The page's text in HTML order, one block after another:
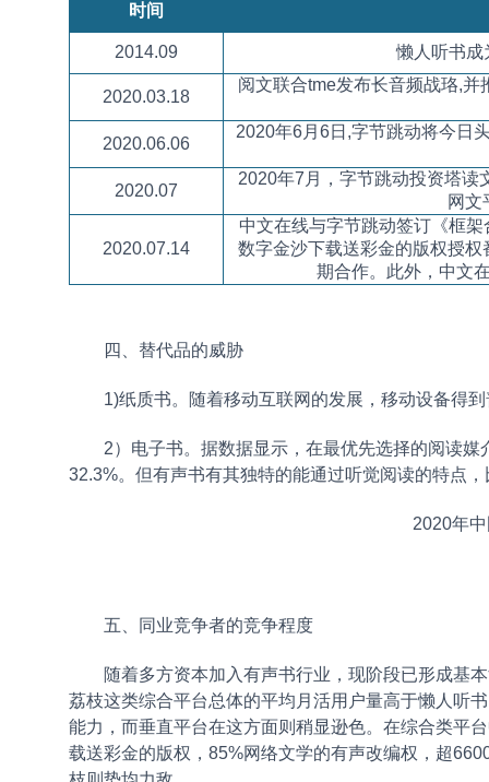
时间
2014.09 懒人听书成
2020.03.18
阅文联合tme发布长音频战珞,并
2020.06.06
2020年6月 6日 ,字节跳动将今日
2020.07
2020年7 月，字节跳动投资塔读
网文
2020.07.14
中文在线与字节跳动签订《框架
数字金沙下载送彩金的版权授权
期合作。此外，中文
四、替代品的威胁
1)纸质书。随着移动互联网的发展，移动设备得
2）电子书。据数据显示，在最优先选择的阅读
32.3%。但有声书有其独特的能通过听觉阅读的特点
2020年
五、同业竞争者的竞争程度
随着多方资本加入有声书行业，现阶段已形成基
荔枝这类综合平台总体的平均月活用户量高于懒人听
能力，而垂直平台在这方面则稍显逊色。在综合类平
载送彩金的版权，85%网络文学的有声改编权，超